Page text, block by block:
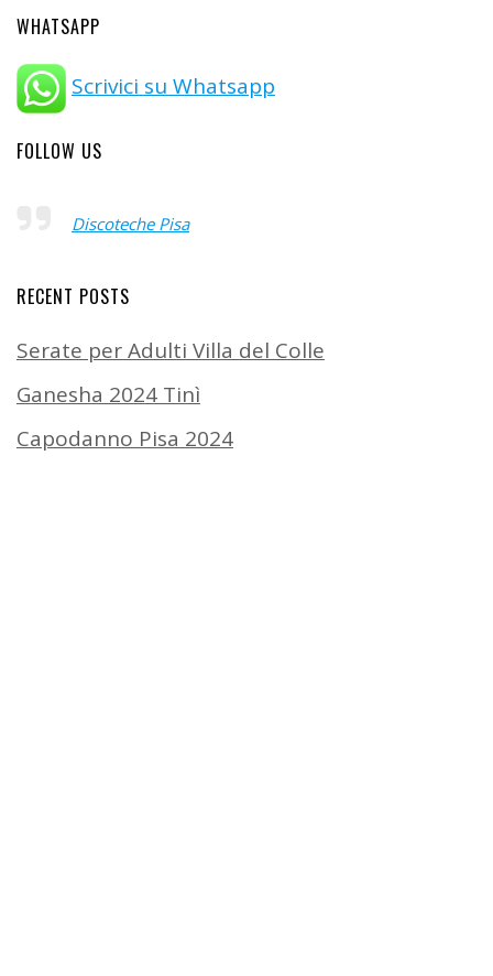
WHATSAPP
Scrivici su Whatsapp
FOLLOW US
Discoteche Pisa
RECENT POSTS
Serate per Adulti Villa del Colle
Ganesha 2024 Tinì
Capodanno Pisa 2024